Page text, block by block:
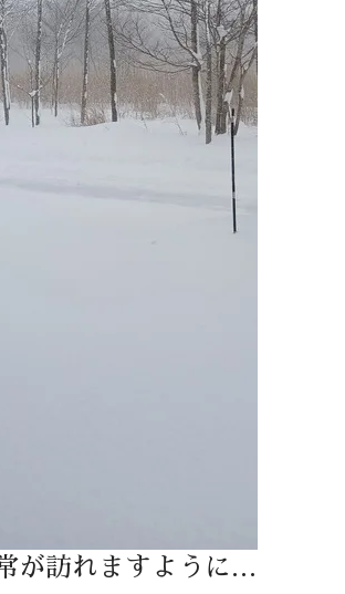
が訪れますように…